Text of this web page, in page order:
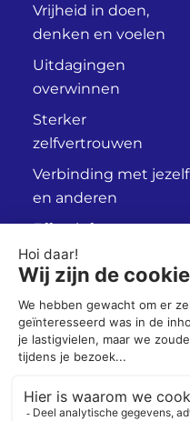
Vrijheid in doen,
denken en voelen
Uitdagingen
overwinnen
Sterker
zelfvertrouwen
Verbinding met jezelf
en anderen
Effectief
communiceren
Socials